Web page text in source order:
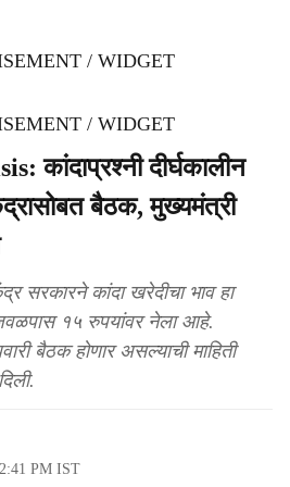
/ WIDGET
/ WIDGET
कांदाप्रश्नी दीर्घकालीन
बैठक, मुख्यमंत्री
सरकारने कांदा खरेदीचा भाव हा
१५ रुपयांवर नेला आहे.
बैठक होणार असल्याची माहिती
PM IST